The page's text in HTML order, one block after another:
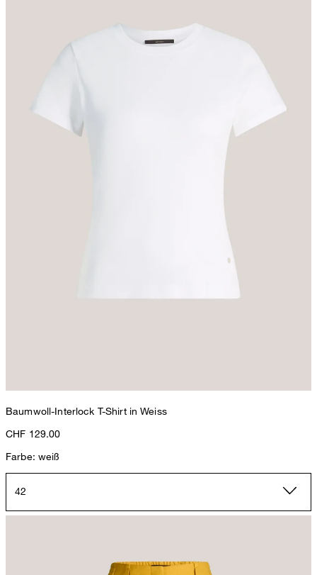
Baumwoll-Interlock T-Shirt in Weiss
CHF 129.00
Farbe: weiß
42